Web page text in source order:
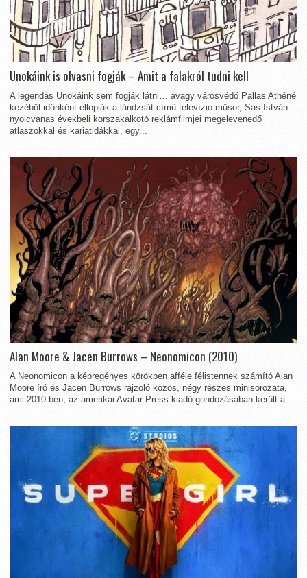
Unokáink is olvasni fogják – Amit a falakról tudni kell
A legendás Unokáink sem fogják látni… avagy városvédő Pallas Athéné
kezéből időnként ellopják a lándzsát című televízió műsor, Sas István
nyolcvanas évekbeli korszakalkotó reklámfilmjei megelevenedő
atlaszokkal és kariatidákkal, egy...
Alan Moore & Jacen Burrows – Neonomicon (2010)
A Neonomicon a képregényes körökben afféle félistennek számító Alan
Moore író és Jacen Burrows rajzoló közös, négy részes minisorozata,
ami 2010-ben, az amerikai Avatar Press kiadó gondozásában került a...